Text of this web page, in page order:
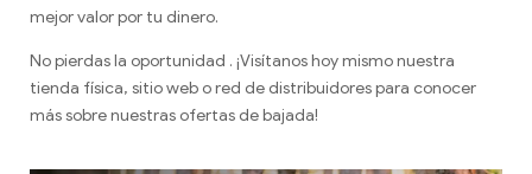
mejor valor por tu dinero.
No pierdas la oportunidad . ¡Visítanos hoy mismo nuestra
tienda física, sitio web o red de distribuidores para conocer
más sobre nuestras ofertas de bajada!